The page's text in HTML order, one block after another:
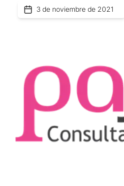
3 de noviembre de 2021